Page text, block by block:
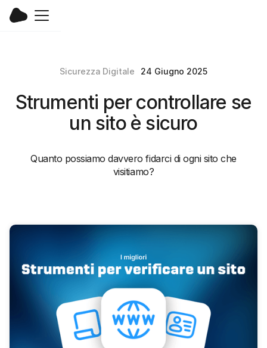
Sicurezza Digitale 24 Giugno 2025
Strumenti per controllare se
un sito è sicuro
Quanto possiamo davvero fidarci di ogni sito che
visitiamo?